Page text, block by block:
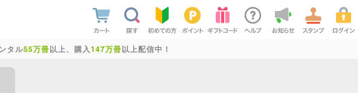
タル55万冊以上、購入 147万冊以上配信中！